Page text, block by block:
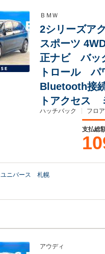
ＢＭＷ
2シリーズア
スポーツ
正ナビ バッ
トロール
Bluetooth接
トアクセス
ハッチバック フロ
支払総
ユニバース 札幌
アウディ